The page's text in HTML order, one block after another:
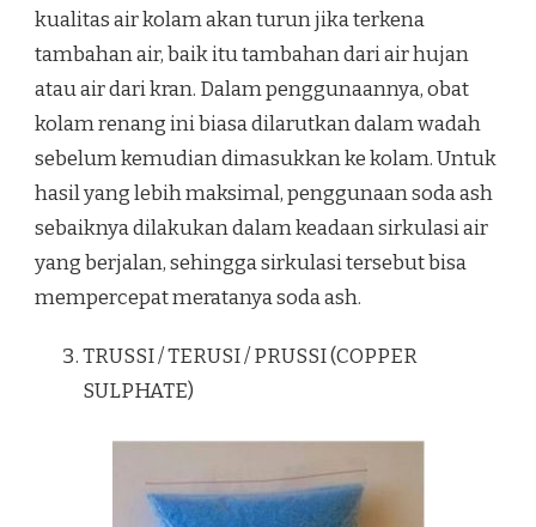
kualitas air kolam akan turun jika terkena
tambahan air, baik itu tambahan dari air hujan
atau air dari kran. Dalam penggunaannya, obat
kolam renang ini biasa dilarutkan dalam wadah
sebelum kemudian dimasukkan ke kolam. Untuk
hasil yang lebih maksimal, penggunaan soda ash
sebaiknya dilakukan dalam keadaan sirkulasi air
yang berjalan, sehingga sirkulasi tersebut bisa
mempercepat meratanya soda ash.
TRUSSI / TERUSI / PRUSSI (COPPER
SULPHATE)